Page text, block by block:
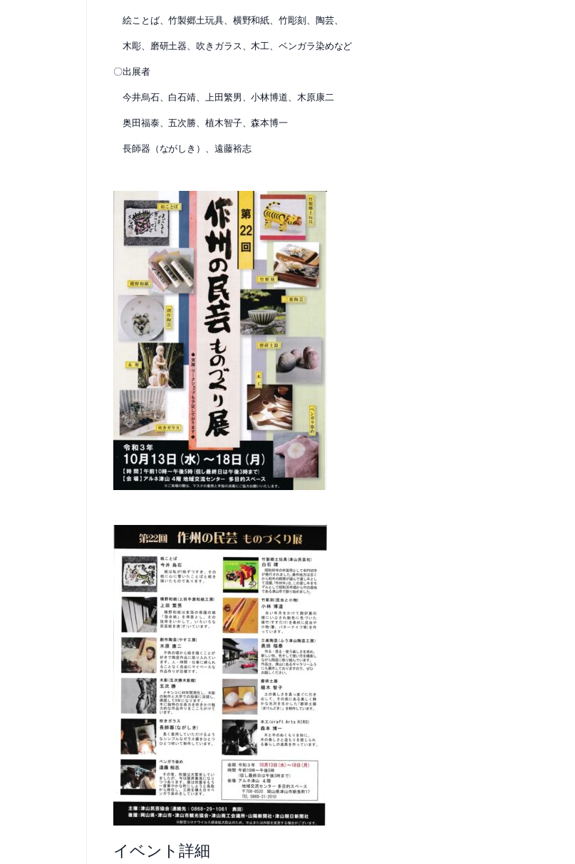
絵ことば、竹製郷土玩具、横野和紙、竹彫刻、陶芸、
木彫、磨研土器、吹きガラス、木工、ベンガラ染めなど
〇出展者
今井烏石、白石靖、上田繁男、小林博道、木原康二
奥田福泰、五次勝、植木智子、森本博一
長師器（ながしき）、遠藤裕志
イベント詳細